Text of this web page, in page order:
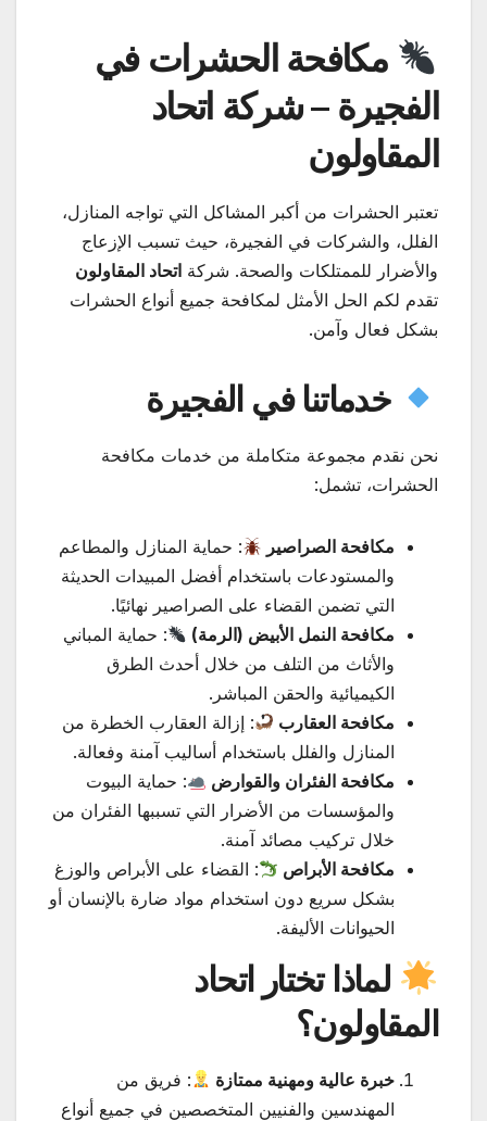
مكافحة الحشرات في
الفجيرة – شركة اتحاد
المقاولون
تعتبر الحشرات من أكبر المشاكل التي تواجه المنازل،
الفلل، والشركات في الفجيرة، حيث تسبب الإزعاج
والأضرار للممتلكات والصحة. شركة اتحاد المقاولون
تقدم لكم الحل الأمثل لمكافحة جميع أنواع الحشرات
بشكل فعال وآمن.
خدماتنا في الفجيرة
نحن نقدم مجموعة متكاملة من خدمات مكافحة
الحشرات، تشمل:
مكافحة الصراصير
: حماية المنازل والمطاعم
والمستودعات باستخدام أفضل المبيدات الحديثة
التي تضمن القضاء على الصراصير نهائيًا.
مكافحة النمل الأبيض (الرمة)
: حماية المباني
والأثاث من التلف من خلال أحدث الطرق
الكيميائية والحقن المباشر.
مكافحة العقارب
: إزالة العقارب الخطرة من
المنازل والفلل باستخدام أساليب آمنة وفعالة.
مكافحة الفئران والقوارض
: حماية البيوت
والمؤسسات من الأضرار التي تسببها الفئران من
خلال تركيب مصائد آمنة.
مكافحة الأبراص
: القضاء على الأبراص والوزغ
بشكل سريع دون استخدام مواد ضارة بالإنسان أو
الحيوانات الأليفة.
لماذا تختار اتحاد
المقاولون؟
خبرة عالية ومهنية ممتازة
: فريق من
المهندسين والفنيين المتخصصين في جميع أنواع